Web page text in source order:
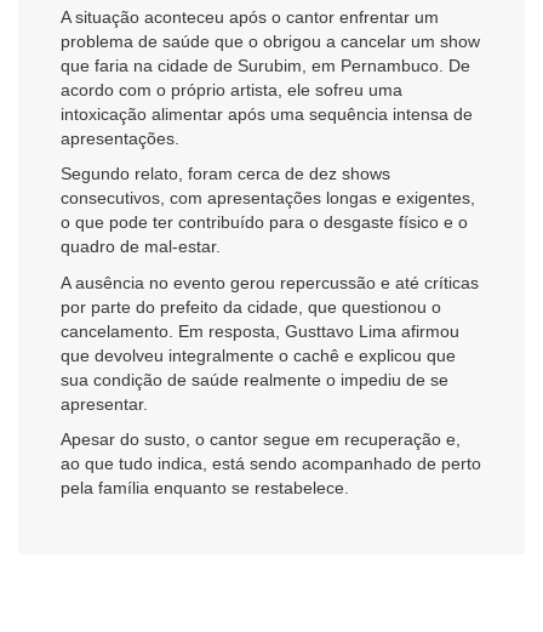
A situação aconteceu após o cantor enfrentar um
problema de saúde que o obrigou a cancelar um show
que faria na cidade de Surubim, em Pernambuco. De
acordo com o próprio artista, ele sofreu uma
intoxicação alimentar após uma sequência intensa de
apresentações.
Segundo relato, foram cerca de dez shows
consecutivos, com apresentações longas e exigentes,
o que pode ter contribuído para o desgaste físico e o
quadro de mal-estar.
A ausência no evento gerou repercussão e até críticas
por parte do prefeito da cidade, que questionou o
cancelamento. Em resposta, Gusttavo Lima afirmou
que devolveu integralmente o cachê e explicou que
sua condição de saúde realmente o impediu de se
apresentar.
Apesar do susto, o cantor segue em recuperação e,
ao que tudo indica, está sendo acompanhado de perto
pela família enquanto se restabelece.